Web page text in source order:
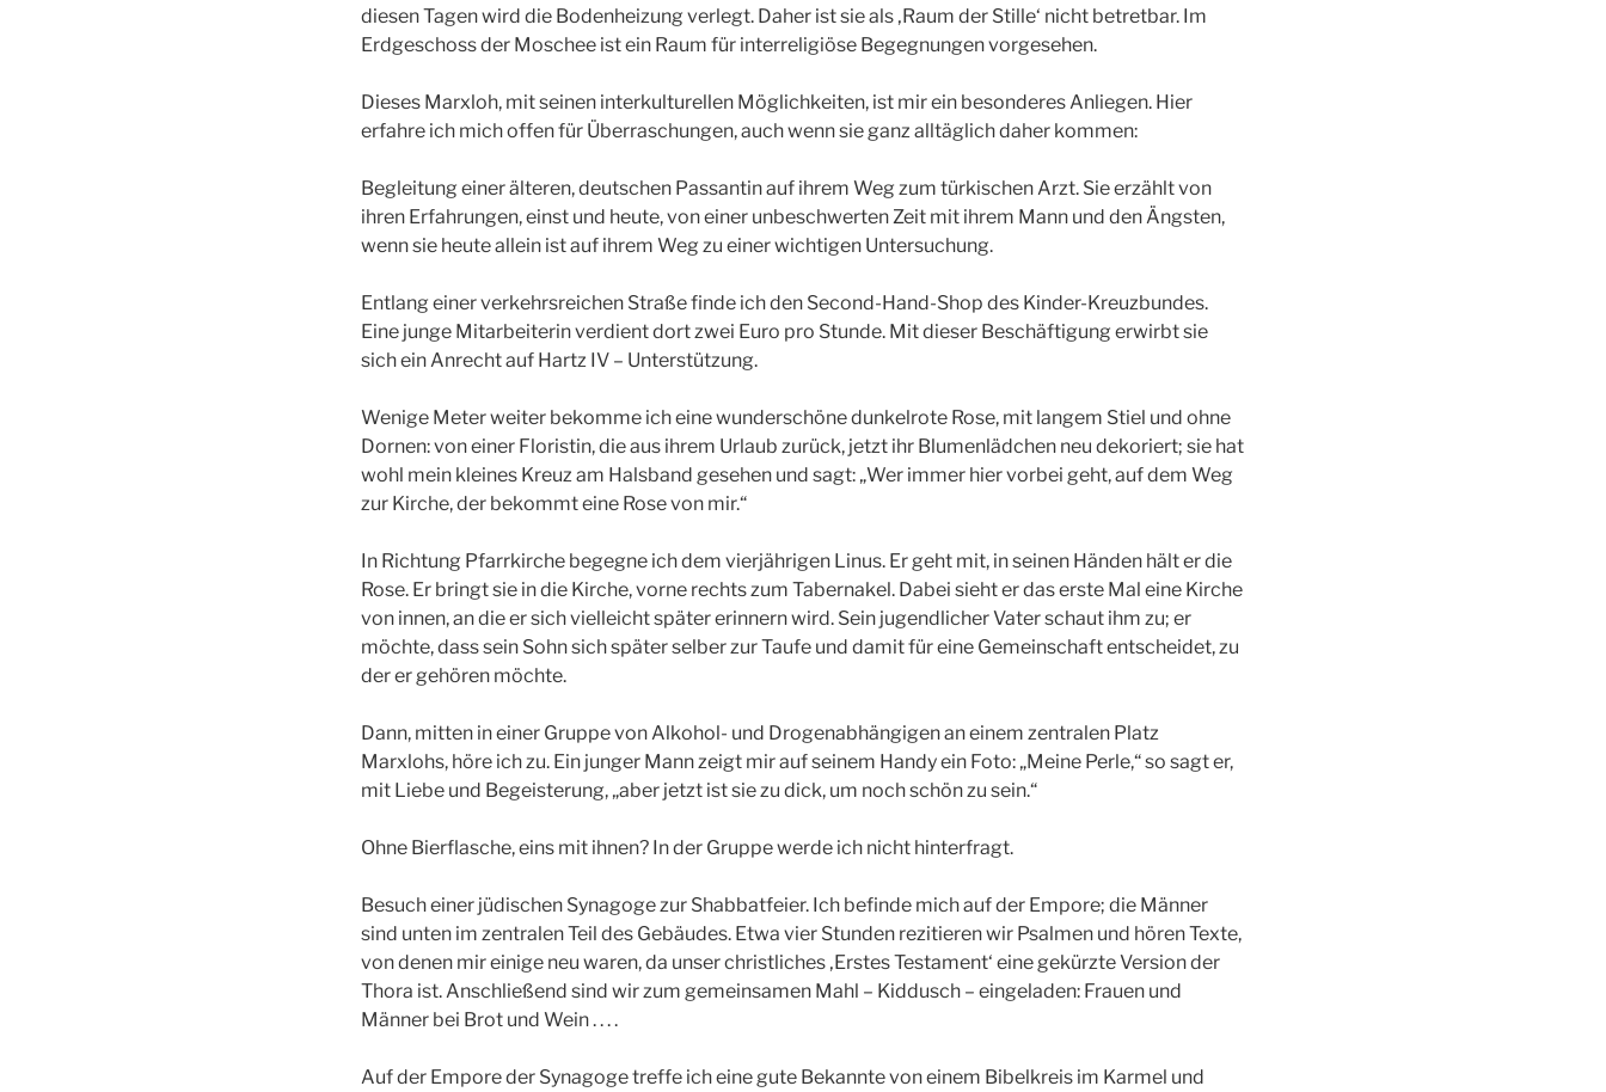
diesen Tagen wird die Bodenheizung verlegt. Daher ist sie als ‚Raum der Stille‘ nicht betretbar. Im
Erdgeschoss der Moschee ist ein Raum für interreligiöse Begegnungen vorgesehen.
Dieses Marxloh, mit seinen interkulturellen Möglichkeiten, ist mir ein besonderes Anliegen. Hier
erfahre ich mich offen für Überraschungen, auch wenn sie ganz alltäglich daher kommen:
Begleitung einer älteren, deutschen Passantin auf ihrem Weg zum türkischen Arzt. Sie erzählt von
ihren Erfahrungen, einst und heute, von einer unbeschwerten Zeit mit ihrem Mann und den Ängsten,
wenn sie heute allein ist auf ihrem Weg zu einer wichtigen Untersuchung.
Entlang einer verkehrsreichen Straße finde ich den Second-Hand-Shop des Kinder-Kreuzbundes.
Eine junge Mitarbeiterin verdient dort zwei Euro pro Stunde. Mit dieser Beschäftigung erwirbt sie
sich ein Anrecht auf Hartz IV – Unterstützung.
Wenige Meter weiter bekomme ich eine wunderschöne dunkelrote Rose, mit langem Stiel und ohne
Dornen: von einer Floristin, die aus ihrem Urlaub zurück, jetzt ihr Blumenlädchen neu dekoriert; sie hat
wohl mein kleines Kreuz am Halsband gesehen und sagt: „Wer immer hier vorbei geht, auf dem Weg
zur Kirche, der bekommt eine Rose von mir.“
In Richtung Pfarrkirche begegne ich dem vierjährigen Linus. Er geht mit, in seinen Händen hält er die
Rose. Er bringt sie in die Kirche, vorne rechts zum Tabernakel. Dabei sieht er das erste Mal eine Kirche
von innen, an die er sich vielleicht später erinnern wird. Sein jugendlicher Vater schaut ihm zu; er
möchte, dass sein Sohn sich später selber zur Taufe und damit für eine Gemeinschaft entscheidet, zu
der er gehören möchte.
Dann, mitten in einer Gruppe von Alkohol- und Drogenabhängigen an einem zentralen Platz
Marxlohs, höre ich zu. Ein junger Mann zeigt mir auf seinem Handy ein Foto: „Meine Perle,“ so sagt er,
mit Liebe und Begeisterung, „aber jetzt ist sie zu dick, um noch schön zu sein.“
Ohne Bierflasche, eins mit ihnen? In der Gruppe werde ich nicht hinterfragt.
Besuch einer jüdischen Synagoge zur Shabbatfeier. Ich befinde mich auf der Empore; die Männer
sind unten im zentralen Teil des Gebäudes. Etwa vier Stunden rezitieren wir Psalmen und hören Texte,
von denen mir einige neu waren, da unser christliches ‚Erstes Testament‘ eine gekürzte Version der
Thora ist. Anschließend sind wir zum gemeinsamen Mahl – Kiddusch – eingeladen: Frauen und
Männer bei Brot und Wein . . . .
Auf der Empore der Synagoge treffe ich eine gute Bekannte von einem Bibelkreis im Karmel und